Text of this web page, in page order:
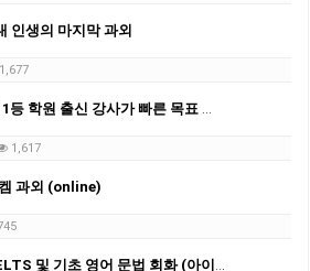
인생의 마지막 과외
1,677
가 빠른 목표 달성 도와드립니다. (단어시험 및 작문시험 프로그램 구비)
1,617
과외 (online)
및 기초 영어 문법 회화 (아이엘츠)